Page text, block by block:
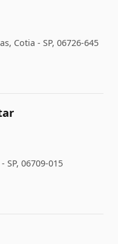
Cotia - SP, 06726-645
SP, 06709-015